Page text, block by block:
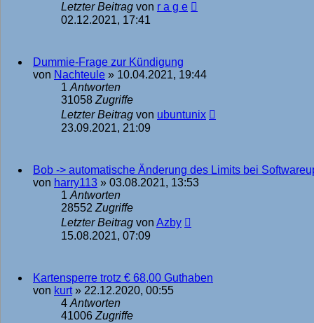
Letzter Beitrag von r a g e
02.12.2021, 17:41
Dummie-Frage zur Kündigung
von Nachteule » 10.04.2021, 19:44
1Antworten
31058Zugriffe
Letzter Beitrag von ubuntunix
23.09.2021, 21:09
Bob -> automatische Änderung des Limits bei
von harry113 » 03.08.2021, 13:53
1Antworten
28552Zugriffe
Letzter Beitrag von Azby
15.08.2021, 07:09
Kartensperre trotz € 68,00 Guthaben
von kurt» 22.12.2020, 00:55
4Antworten
41006Zugriffe